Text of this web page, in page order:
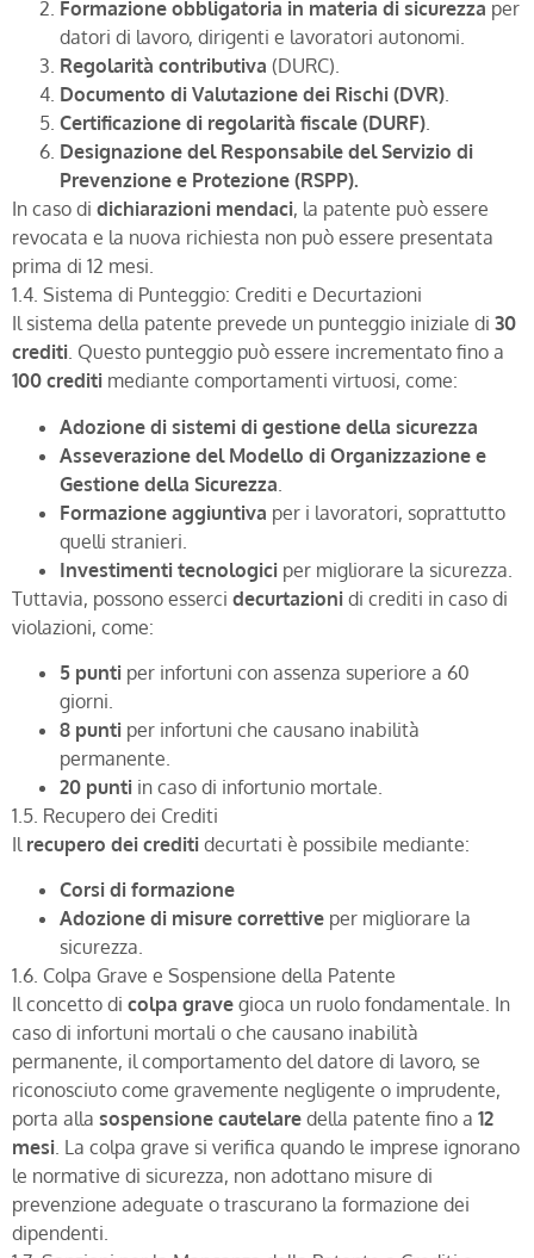
Formazione obbligatoria in materia di sicurezza per
datori di lavoro, dirigenti e lavoratori autonomi.
Regolarità contributiva (DURC).
Documento di Valutazione dei Rischi (DVR).
Certificazione di regolarità fiscale (DURF).
Designazione del Responsabile del Servizio di
Prevenzione e Protezione (RSPP).
In caso di dichiarazioni mendaci, la patente può essere
revocata e la nuova richiesta non può essere presentata
prima di 12 mesi.
1.4. Sistema di Punteggio: Crediti e Decurtazioni
Il sistema della patente prevede un punteggio iniziale di 30
crediti. Questo punteggio può essere incrementato fino a
100 crediti mediante comportamenti virtuosi, come:
Adozione di sistemi di gestione della sicurezza
Asseverazione del Modello di Organizzazione e
Gestione della Sicurezza
Formazione aggiuntiva per i lavoratori, soprattutto
quelli stranieri.
Investimenti tecnologici per migliorare la sicurezza.
Tuttavia, possono esserci decurtazioni di crediti in caso di
violazioni, come:
5 punti per infortuni con assenza superiore a 60
giorni.
8 punti per infortuni che causano inabilità
permanente.
20 punti in caso di infortunio mortale.
1.5. Recupero dei Crediti
Il recupero dei crediti decurtati è possibile mediante:
Corsi di formazione
Adozione di misure correttive per migliorare la
sicurezza.
1.6. Colpa Grave e Sospensione della Patente
Il concetto di colpa grave gioca un ruolo fondamentale. In
caso di infortuni mortali o che causano inabilità
permanente, il comportamento del datore di lavoro, se
riconosciuto come gravemente negligente o imprudente,
porta alla sospensione cautelare della patente fino a 12
mesi. La colpa grave si verifica quando le imprese ignorano
le normative di sicurezza, non adottano misure di
prevenzione adeguate o trascurano la formazione dei
dipendenti.